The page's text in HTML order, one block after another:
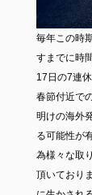
毎年この時
すまでに時
17日の7連
春節付近で
明けの海外
る可能性が
為様々な取
頂いており